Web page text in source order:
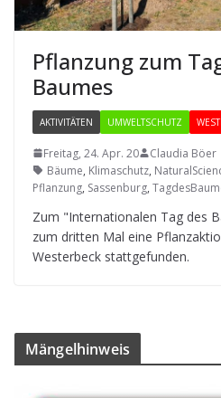
Pflan­zung zum
Baumes
AKTIVITÄTEN UMWELTSCHUTZ
Freitag, 24. Apr. 20
Claudia Böer
Bäume, Klimaschutz,
Pflanzung, Sassenburg,
Zum "Inter­na­tio­na­len Tag des
zum drit­ten Mal eine
Wes­ter­beck stattgefunden.
Män­gel­hin­weis